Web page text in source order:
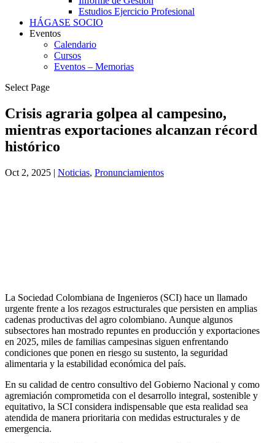
Estudios Ejercicio Profesional
HÁGASE SOCIO
Eventos
Calendario
Cursos
Eventos – Memorias
Select Page
Crisis agraria golpea al campesino,
mientras exportaciones alcanzan récord
histórico
Oct 2, 2025 | Noticias, Pronunciamientos
La Sociedad Colombiana de Ingenieros (SCI) hace un llamado
urgente frente a los rezagos estructurales que persisten en amplias
cadenas productivas del agro colombiano. Aunque algunos
subsectores han mostrado repuntes en producción y exportaciones
en 2025, miles de familias campesinas siguen enfrentando
condiciones que ponen en riesgo su sustento, la seguridad
alimentaria y la estabilidad económica del país.
En su calidad de centro consultivo del Gobierno Nacional y como
agremiación comprometida con el desarrollo integral, sostenible y
equitativo, la SCI considera indispensable que esta realidad sea
atendida de manera prioritaria con medidas estructurales y de
emergencia.